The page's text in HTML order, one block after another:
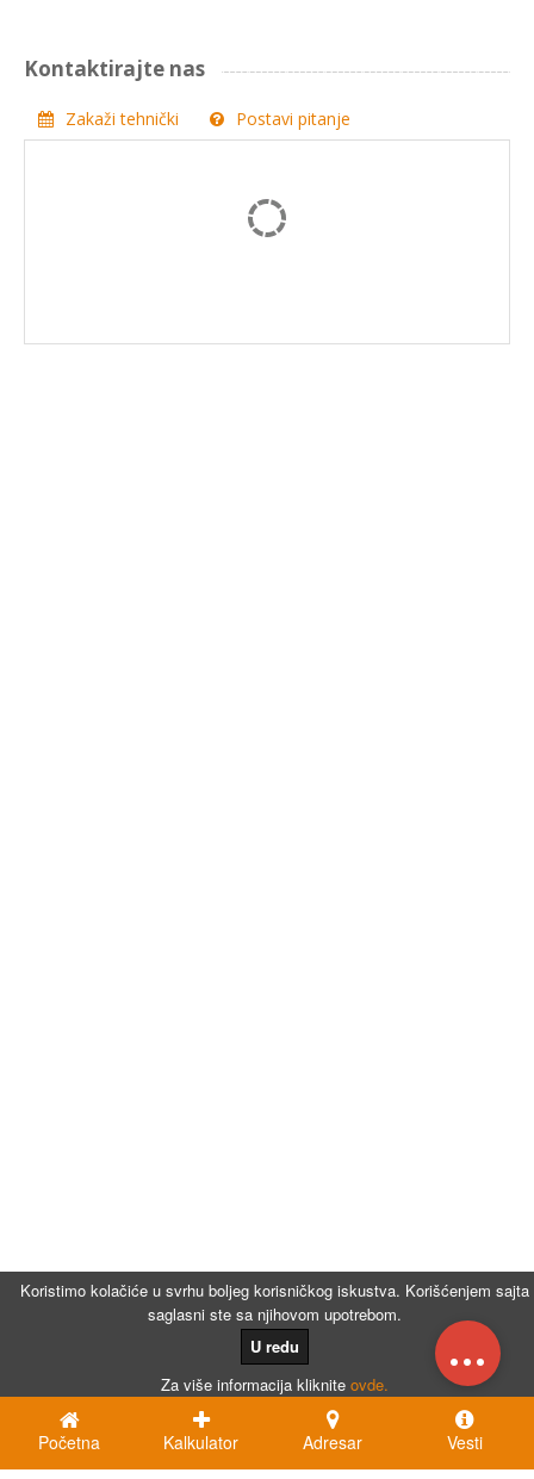
Koristimo kolačiće u svrhu boljeg korisničkog iskustva. Korišćenjem sajta
saglasni ste sa njihovom upotrebom.
U redu
Za više informacija kliknite ovde.
Kontaktirajte nas
Zakaži tehnički Postavi pitanje
...
Početna Kalkulator Adresar Vesti